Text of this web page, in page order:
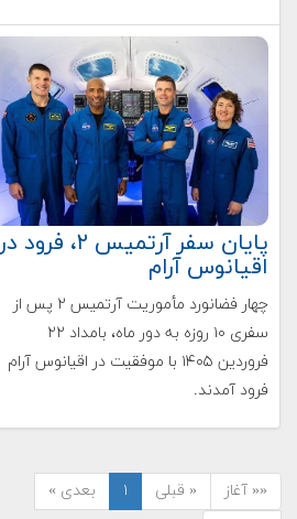
پایان سفر آرتمیس ۲، فرود در
اقیانوس آرام
چهار فضانورد مأموریت آرتمیس ۲ پس از
سفری ۱۰ روزه به دور ماه، بامداد ۲۲
فروردین ۱۴۰۵ با موفقیت در اقیانوس آرام
فرود آمدند.
«« آغاز « قبلی ۱
بعدی »